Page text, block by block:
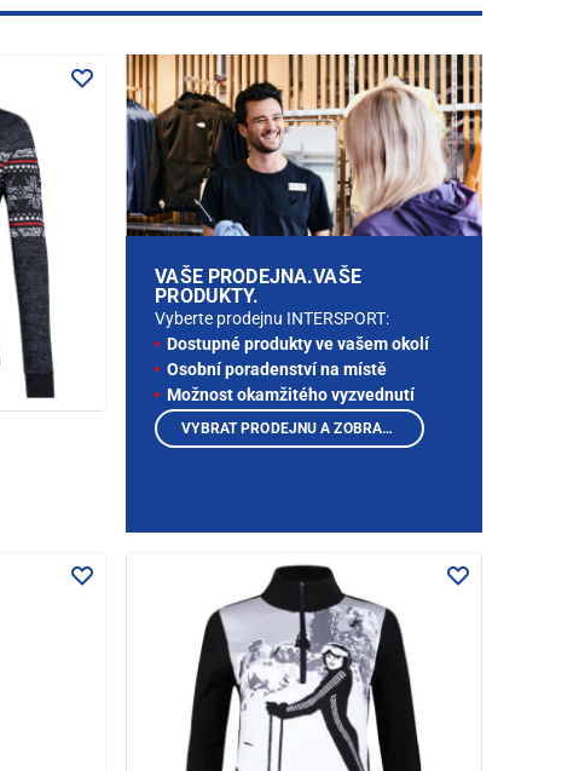
VAŠE PRODEJNA.VAŠE
PRODUKTY.
Vyberte prodejnu INTERSPORT:
Dostupné produkty ve vašem okolí
Osobní poradenství na místě
Možnost okamžitého vyzvednutí
VYBRAT PRODEJNU A ZOBRAZIT PRODUKTY